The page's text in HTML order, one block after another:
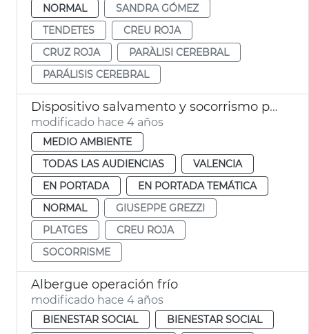
NORMAL
SANDRA GÓMEZ
TENDETES
CREU ROJA
CRUZ ROJA
PARÀLISI CEREBRAL
PARÁLISIS CEREBRAL
Dispositivo salvamento y socorrismo playas
modificado hace 4 años
MEDIO AMBIENTE
TODAS LAS AUDIENCIAS
VALENCIA
EN PORTADA
EN PORTADA TEMÁTICA
NORMAL
GIUSEPPE GREZZI
PLATGES
CREU ROJA
SOCORRISME
Albergue operación frío
modificado hace 4 años
BIENESTAR SOCIAL
BIENESTAR SOCIAL